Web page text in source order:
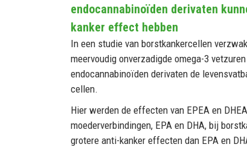
endocannabinoïden derivaten
kanker effect hebben
In een studie van borstkankercellen
meervoudig onverzadigde omega-3
endocannabinoïden derivaten de
cellen.
Hier werden de effecten van EPEA en
moederverbindingen, EPA en DHA, bij
grotere anti-kanker effecten dan EPA en